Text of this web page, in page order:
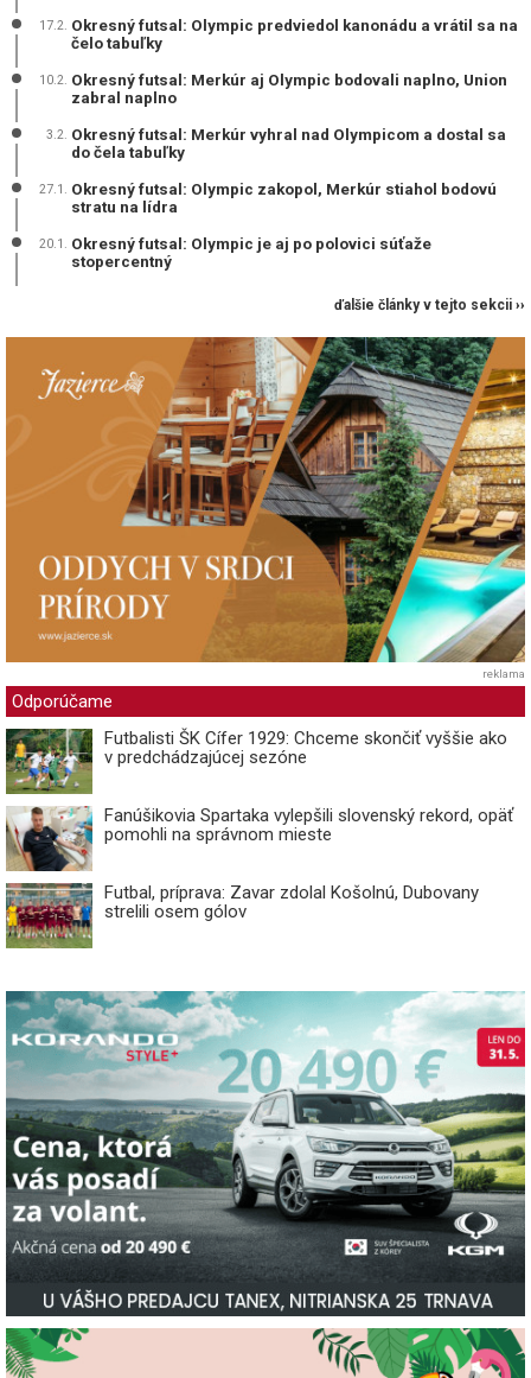
17.2. Okresný futsal: Olympic predviedol kanonádu a vrátil sa na
čelo tabuľky
10.2. Okresný futsal: Merkúr aj Olympic bodovali naplno, Union
zabral naplno
3.2. Okresný futsal: Merkúr vyhral nad Olympicom a dostal sa
do čela tabuľky
27.1. Okresný futsal: Olympic zakopol, Merkúr stiahol bodovú
stratu na lídra
20.1. Okresný futsal: Olympic je aj po polovici súťaže
stopercentný
ďalšie články v tejto sekcii ››
reklama
Odporúčame
Futbalisti ŠK Cífer 1929: Chceme skončiť vyššie ako
v predchádzajúcej sezóne
Fanúšikovia Spartaka vylepšili slovenský rekord, opäť
pomohli na správnom mieste
Futbal, príprava: Zavar zdolal Košolnú, Dubovany
strelili osem gólov